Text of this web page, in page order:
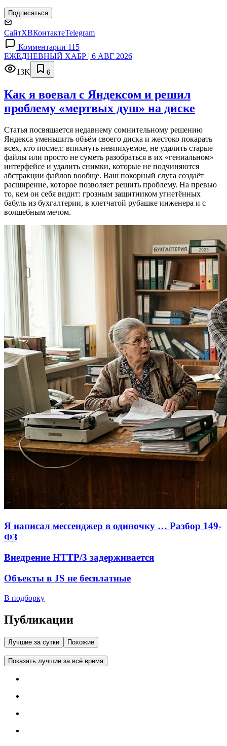
Подписаться
СайтXВКонтактеTelegram
Комментарии 115
ЕЖЕДНЕВНЫЙ ХАБР | 6 АВГ 2026
13K
6
Как я воевал с Яндексом и решил
проблему «мертвых душ» на диске
Статья посвящается недавнему сомнительному решению
Яндекса уменьшить объём своего диска и жестоко покарать
всех, кто посмел: впихнуть невпихуемое, не удалить старые
файлы или просто не суметь разобраться в их «гениальном»
интерфейсе и удалить снимки, которые не подчиняются
абстракции файлов вообще. Ваш покорный слуга создаёт
расширение, которое позволяет решить проблему. На превью
то, кем он себя видит: грозным защитником угнетённых
бабуль из бухгалтерии, в клетчатой рубашке инженера и с
волшебным мечом.
Я написал мессенджер в одиночку … Разбор 149-
ФЗ
Внедрение HTTP/3 задерживается
Объекты в JS не бесплатные
В подборку
Публикации
Лучшие за сутки Похожие
Показать лучшие за всё время